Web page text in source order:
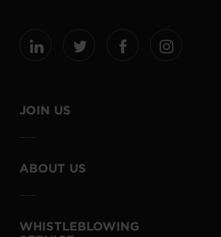
JOIN US
ABOUT US
WHISTLEBLOWING